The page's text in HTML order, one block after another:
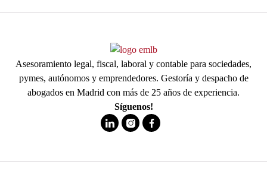
Asesoramiento legal, fiscal, laboral y contable para sociedades,
pymes, autónomos y emprendedores. Gestoría y despacho de
abogados en Madrid con más de 25 años de experiencia.
Síguenos!